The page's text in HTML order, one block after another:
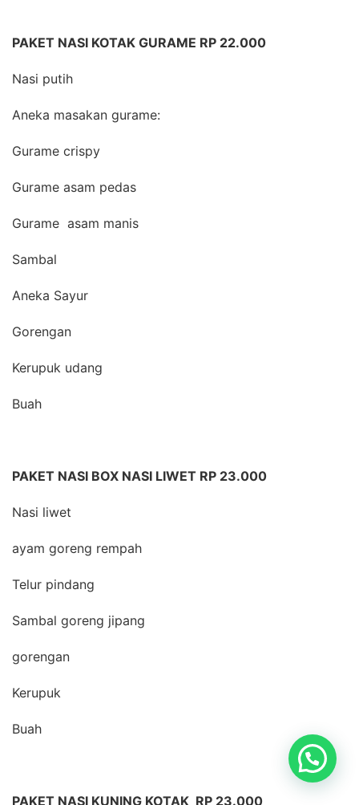
PAKET NASI KOTAK GURAME RP 22.000
Nasi putih
Aneka masakan gurame:
Gurame crispy
Gurame asam pedas
Gurame asam manis
Sambal
Aneka Sayur
Gorengan
Kerupuk udang
Buah
PAKET NASI BOX NASI LIWET RP 23.000
Nasi liwet
ayam goreng rempah
Telur pindang
Sambal goreng jipang
gorengan
Kerupuk
Buah
PAKET NASI KUNING KOTAK RP 23.000